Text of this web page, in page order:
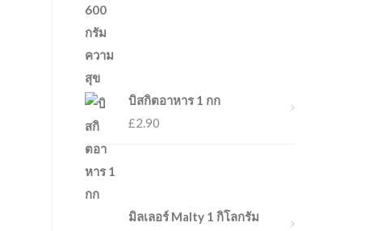
บิสกิตอาหาร 1 กก
£2.90
มิลเลอร์ Malty 1 กิโลกรัม